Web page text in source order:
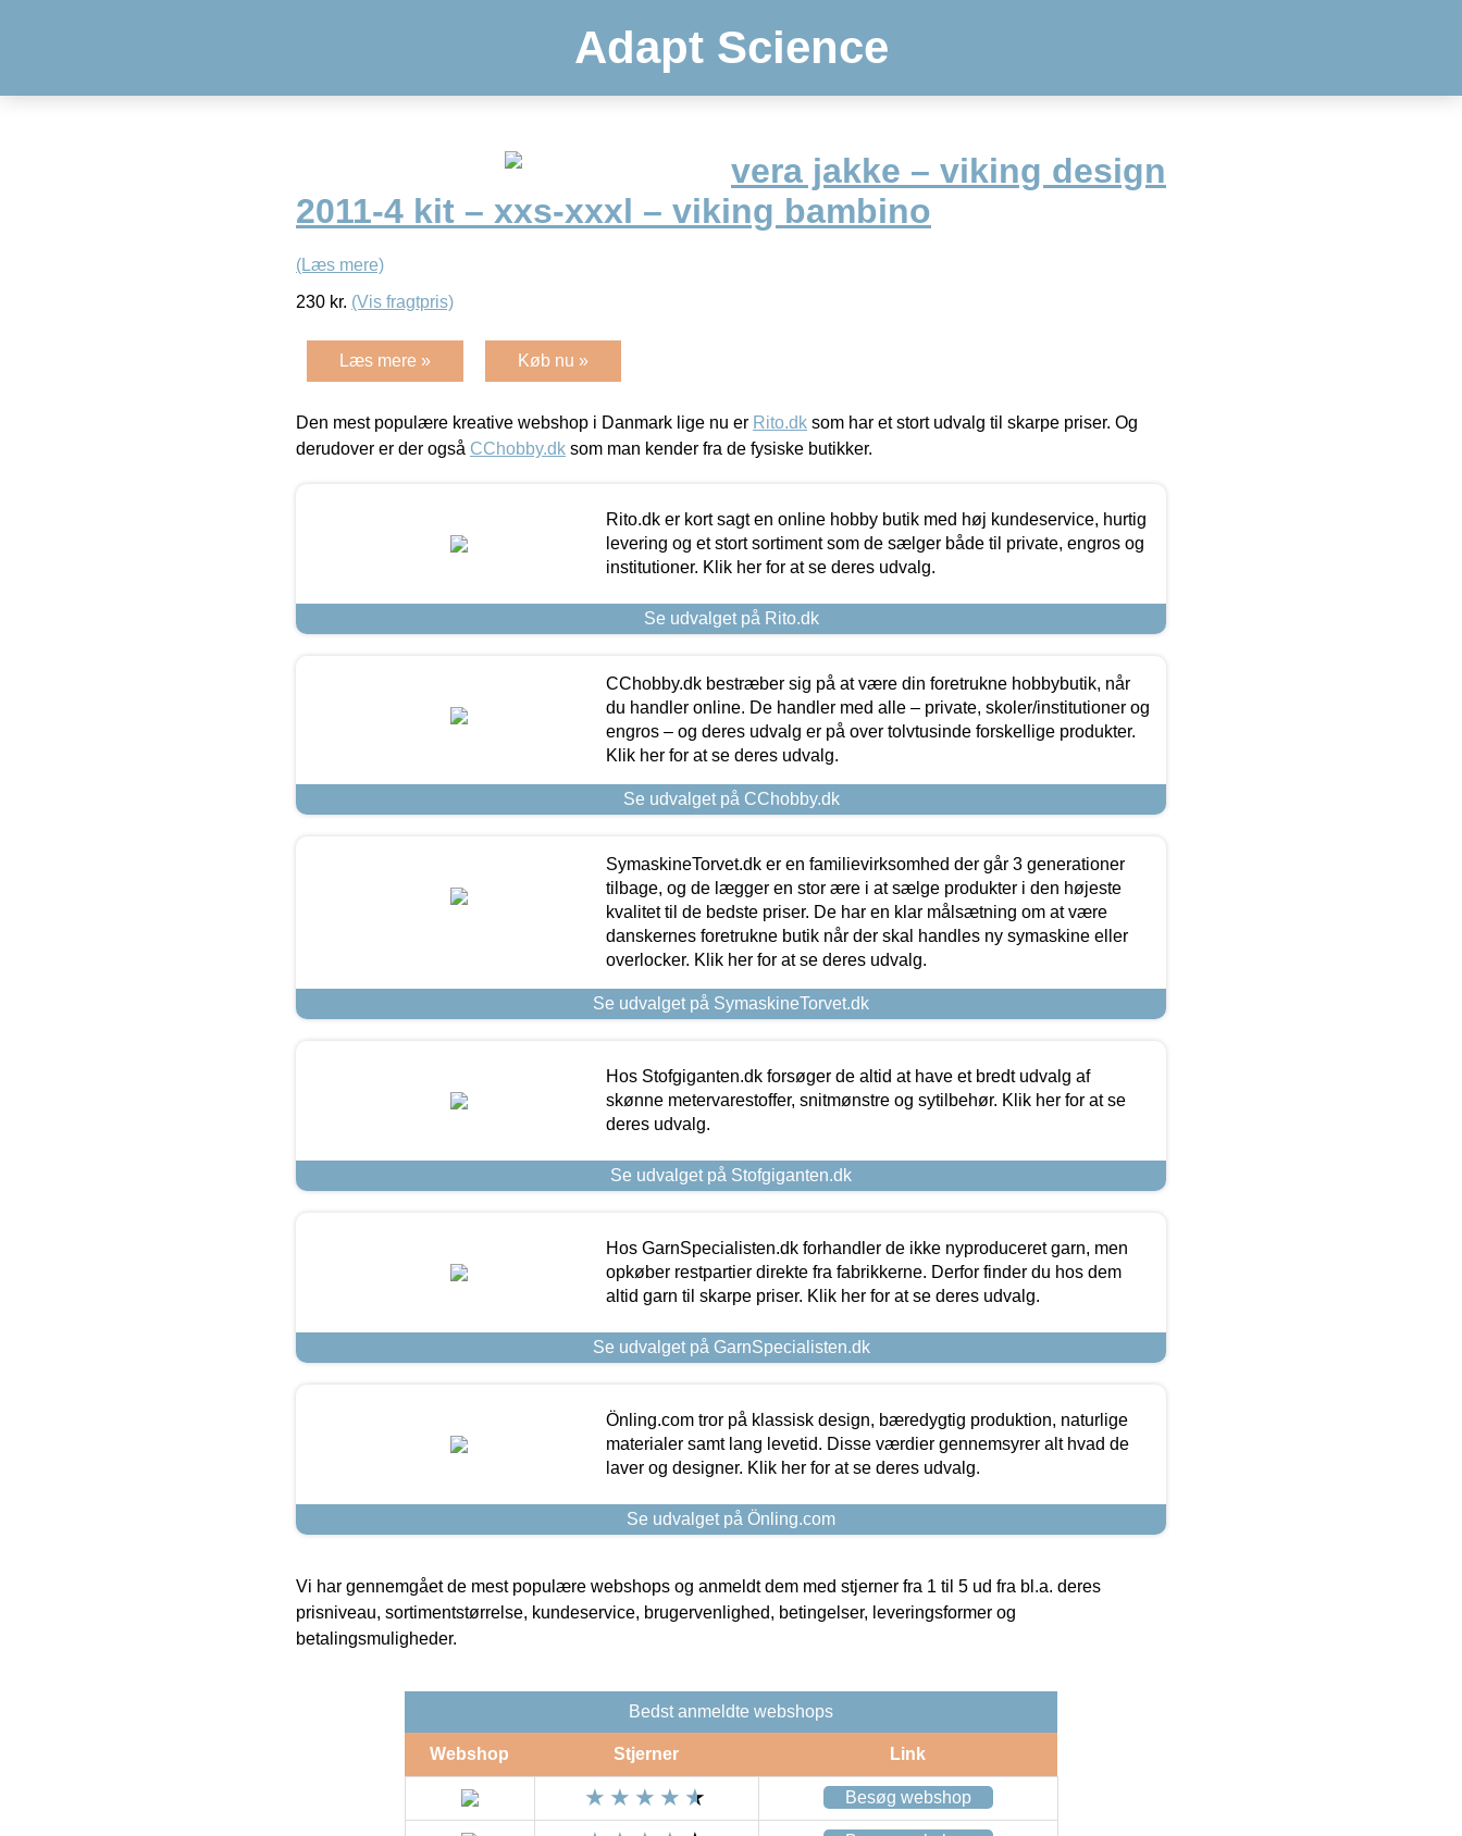
Adapt Science
vera jakke – viking design
2011-4 kit – xxs-xxxl – viking bambino
(Læs mere)
230 kr. (Vis fragtpris)
Læs mere » Køb nu »
Den mest populære kreative webshop i Danmark lige nu er Rito.dk som har et stort udvalg til skarpe priser. Og
derudover er der også CChobby.dk som man kender fra de fysiske butikker.
Rito.dk er kort sagt en online hobby butik med høj kundeservice, hurtig
levering og et stort sortiment som de sælger både til private, engros og
institutioner. Klik her for at se deres udvalg.
Se udvalget på Rito.dk
CChobby.dk bestræber sig på at være din foretrukne hobbybutik, når
du handler online. De handler med alle – private, skoler/institutioner og
engros – og deres udvalg er på over tolvtusinde forskellige produkter.
Klik her for at se deres udvalg.
Se udvalget på CChobby.dk
SymaskineTorvet.dk er en familievirksomhed der går 3 generationer
tilbage, og de lægger en stor ære i at sælge produkter i den højeste
kvalitet til de bedste priser. De har en klar målsætning om at være
danskernes foretrukne butik når der skal handles ny symaskine eller
overlocker. Klik her for at se deres udvalg.
Se udvalget på SymaskineTorvet.dk
Hos Stofgiganten.dk forsøger de altid at have et bredt udvalg af
skønne metervarestoffer, snitmønstre og sytilbehør. Klik her for at se
deres udvalg.
Se udvalget på Stofgiganten.dk
Hos GarnSpecialisten.dk forhandler de ikke nyproduceret garn, men
opkøber restpartier direkte fra fabrikkerne. Derfor finder du hos dem
altid garn til skarpe priser. Klik her for at se deres udvalg.
Se udvalget på GarnSpecialisten.dk
Önling.com tror på klassisk design, bæredygtig produktion, naturlige
materialer samt lang levetid. Disse værdier gennemsyrer alt hvad de
laver og designer. Klik her for at se deres udvalg.
Se udvalget på Önling.com
Vi har gennemgået de mest populære webshops og anmeldt dem med stjerner fra 1 til 5 ud fra bl.a. deres
prisniveau, sortimentstørrelse, kundeservice, brugervenlighed, betingelser, leveringsformer og
betalingsmuligheder.
Bedst anmeldte webshops
Webshop Stjerner Link
Besøg webshop